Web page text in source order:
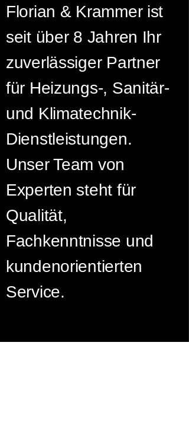
Florian & Krammer ist
seit über 8 Jahren Ihr
zuverlässiger Partner
für Heizungs-, Sanitär-
und Klimatechnik-
Dienstleistungen.
Unser Team von
Experten steht für
Qualität,
Fachkenntnisse und
kundenorientierten
Service.